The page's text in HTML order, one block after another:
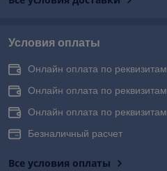
Условия оплаты
Онлайн оплата по реквизитам
Онлайн оплата по реквизитам
Онлайн оплата по реквизитам
Безналичный расчет
Все условия оплаты